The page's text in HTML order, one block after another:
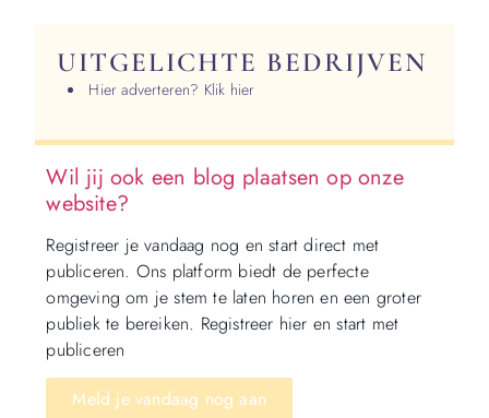
UITGELICHTE BEDRIJVEN
Hier adverteren? Klik hier
Wil jij ook een blog plaatsen op onze
website?
Registreer je vandaag nog en start direct met
publiceren. Ons platform biedt de perfecte
omgeving om je stem te laten horen en een groter
publiek te bereiken. Registreer hier en start met
publiceren
Meld je vandaag nog aan